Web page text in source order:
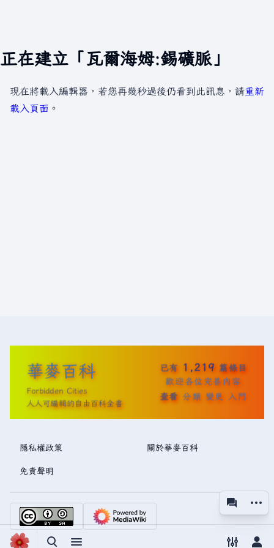
正在建立「瓦爾海姆:錫礦脈」
視圖
更多
現在將載入編輯器，若您再幾秒過後仍看到此訊息，請重新
載入頁面 。
華麥百科
Forbidden Cities
人人可編輯的自由百科全書
已有 1,219 篇條目
歡迎各位完善內容
查看 分類 變更 入門
隱私權政策 關於華麥百科
免責聲明